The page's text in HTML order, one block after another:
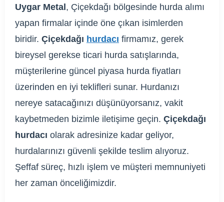
Uygar Metal, Çiçekdağı bölgesinde hurda alımı
yapan firmalar içinde öne çıkan isimlerden
biridir. Çiçekdağı hurdacı firmamız, gerek
bireysel gerekse ticari hurda satışlarında,
müşterilerine güncel piyasa hurda fiyatları
üzerinden en iyi teklifleri sunar. Hurdanızı
nereye satacağınızı düşünüyorsanız, vakit
kaybetmeden bizimle iletişime geçin. Çiçekdağı
hurdacı olarak adresinize kadar geliyor,
hurdalarınızı güvenli şekilde teslim alıyoruz.
Şeffaf süreç, hızlı işlem ve müşteri memnuniyeti
her zaman önceliğimizdir.